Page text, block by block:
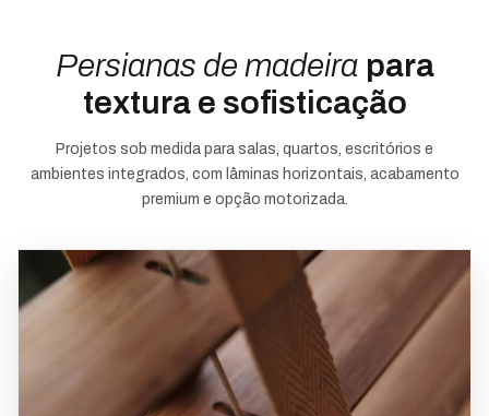
Persianas de madeira para
textura e sofisticação
Projetos sob medida para salas, quartos, escritórios e
ambientes integrados, com lâminas horizontais, acabamento
premium e opção motorizada.